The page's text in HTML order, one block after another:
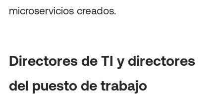
microservicios creados.
Directores de TI y directores
del puesto de trabajo